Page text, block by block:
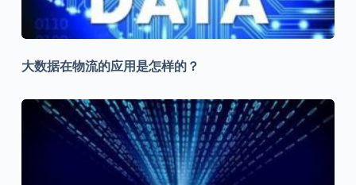
大数据在物流的应用是怎样的？